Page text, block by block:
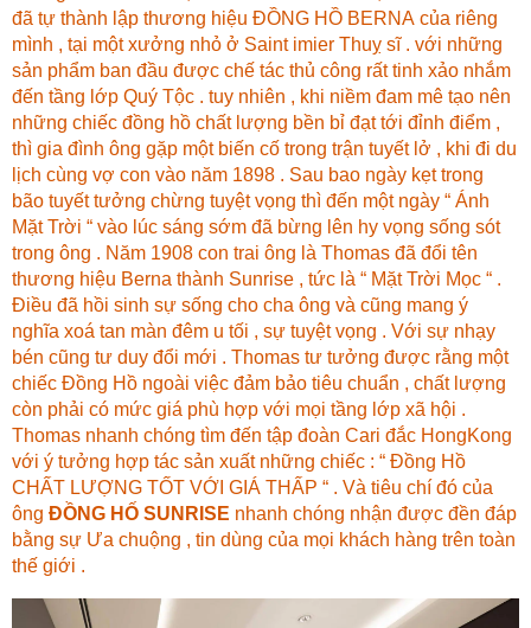
đã tự thành lập thương hiệu ĐỒNG HỒ BERNA của riêng
mình , tại một xưởng nhỏ ở Saint imier Thuỵ sĩ . với những
sản phẩm ban đầu được chế tác thủ công rất tinh xảo nhắm
đến tầng lớp Quý Tộc . tuy nhiên , khi niềm đam mê tạo nên
những chiếc đồng hồ chất lượng bền bỉ đạt tới đỉnh điểm ,
thì gia đình ông gặp một biến cố trong trận tuyết lở , khi đi du
lịch cùng vợ con vào năm 1898 . Sau bao ngày kẹt trong
bão tuyết tưởng chừng tuyệt vọng thì đến một ngày “ Ánh
Mặt Trời “ vào lúc sáng sớm đã bừng lên hy vọng sống sót
trong ông . Năm 1908 con trai ông là Thomas đã đổi tên
thương hiệu Berna thành Sunrise , tức là “ Mặt Trời Mọc “ .
Điều đã hồi sinh sự sống cho cha ông và cũng mang ý
nghĩa xoá tan màn đêm u tối , sự tuyệt vọng . Với sự nhạy
bén cũng tư duy đổi mới . Thomas tư tưởng được rằng một
chiếc Đồng Hồ ngoài việc đảm bảo tiêu chuẩn , chất lượng
còn phải có mức giá phù hợp với mọi tầng lớp xã hội .
Thomas nhanh chóng tìm đến tập đoàn Cari đắc HongKong
với ý tưởng hợp tác sản xuất những chiếc : “ Đồng Hồ
CHẤT LƯỢNG TỐT VỚI GIÁ THẤP “ . Và tiêu chí đó của
ông ĐỒNG HỐ SUNRISE nhanh chóng nhận được đền đáp
bằng sự Ưa chuộng , tin dùng của mọi khách hàng trên toàn
thế giới .